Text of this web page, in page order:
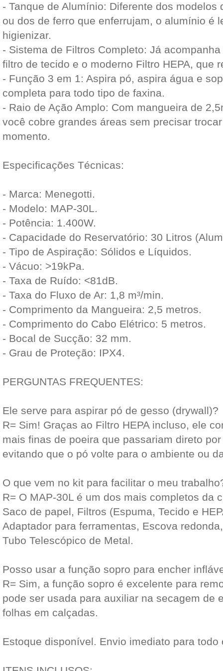
- Tanque de Alumínio: Diferente dos modelos
ou dos de ferro que enferrujam, o alumínio é
higienizar.
- Sistema de Filtros Completo: Já
filtro de tecido e o moderno Filtro HEPA, que
- Função 3 em 1: Aspira pó, aspira água e
completa para todo tipo de faxina.
- Raio de Ação Amplo: Com mangueira de
você cobre grandes áreas sem precisar
momento.
Especificações Técnicas:
- Marca: Menegotti.
- Modelo: MAP-30L.
- Potência: 1.400W.
- Capacidade do Reservatório: 30 Litros
- Tipo de Aspiração: Sólidos e Líquidos.
- Vácuo: >19kPa.
- Taxa de Ruído: <81dB.
- Taxa do Fluxo de Ar: 1,8 m³/min.
- Comprimento da Mangueira: 2,5 metros.
- Comprimento do Cabo Elétrico: 5 metros.
- Bocal de Sucção: 32 mm.
- Grau de Proteção: IPX4.
PERGUNTAS FREQUENTES:
Ele serve para aspirar pó de gesso (drywall)?
R= Sim! Graças ao Filtro HEPA incluso, ele
mais finas de poeira que passariam direto
evitando que o pó volte para o ambiente ou
O que vem no kit para facilitar o meu
R= O MAP-30L é um dos mais completos da
Saco de papel, Filtros (Espuma, Tecido e
Adaptador para ferramentas, Escova
Tubo Telescópico de Metal.
Posso usar a função sopro para encher
R= Sim, a função sopro é excelente para
pode ser usada para auxiliar na secagem de
folhas em calçadas.
Estoque disponível. Envio imediato para todo